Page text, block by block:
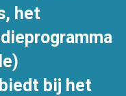
het
bij het